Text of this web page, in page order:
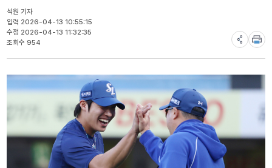
석원 기자
입력 2026-04-13 10:55:15
수정 2026-04-13 11:32:35
조회수 954